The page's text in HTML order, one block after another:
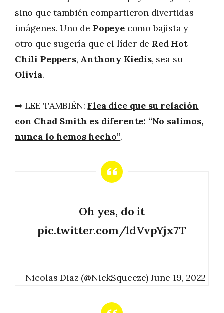
sino que también compartieron divertidas
imágenes. Uno de Popeyecomo bajista y
otro que sugería que el líder de Red Hot
Chili Peppers, Anthony Kiedis, sea su
Olivia.
➡ LEE TAMBIÉN:Flea dice que su relación
con Chad Smith es diferente: “No salimos,
nunca lo hemos hecho”.
Oh yes, do it
pic.twitter.com/ldVvpYjx7T
— Nicolas Diaz (@NickSqueeze) June 19, 2022